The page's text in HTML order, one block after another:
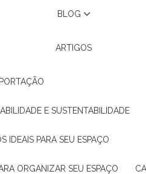
BLOG
ARTIGOS
E SUSTENTABILIDADE
IDEAIS PARA SEU ESPAÇO
ORGANIZAR SEU ESPAÇO